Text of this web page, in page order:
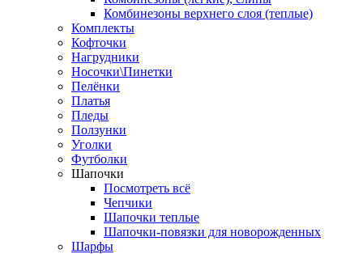
Комбинезоны верхнего слоя (теплые)
Комплекты
Кофточки
Нагрудники
Носочки\Пинетки
Пелёнки
Платья
Пледы
Ползунки
Уголки
Футболки
Шапочки
Посмотреть всё
Чепчики
Шапочки теплые
Шапочки-повязки для новорожденных
Шарфы